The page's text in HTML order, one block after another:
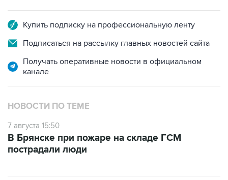
Купить подписку на профессиональную ленту
Подписаться на рассылку главных новостей сайта
Получать оперативные новости в официальном
канале
НОВОСТИ ПО ТЕМЕ
7 августа 15:50
В Брянске при пожаре на складе ГСМ
пострадали люди